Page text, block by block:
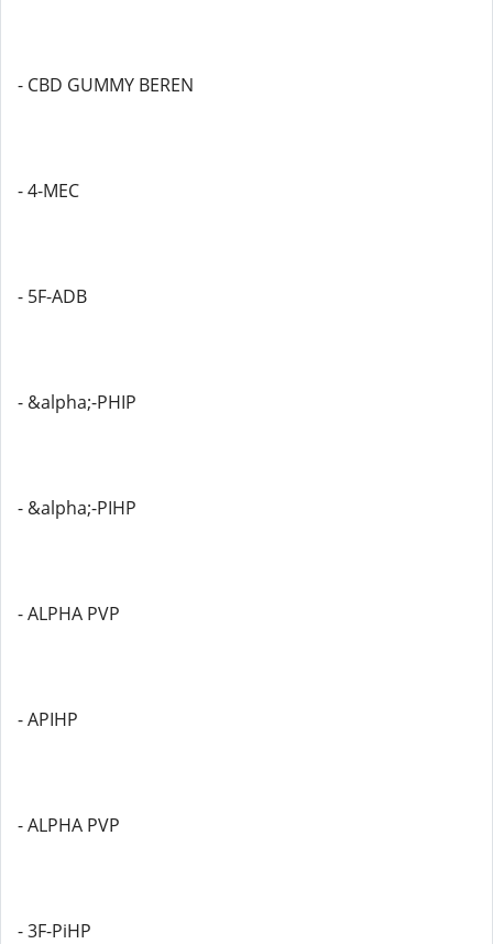
- CBD GUMMY BEREN
- 4-MEC
- 5F-ADB
- &alpha;-PHIP
- &alpha;-PIHP
- ALPHA PVP
- APIHP
- ALPHA PVP
- 3F-PiHP